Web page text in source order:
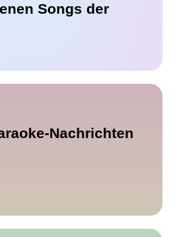
Songs der
Nachrichten